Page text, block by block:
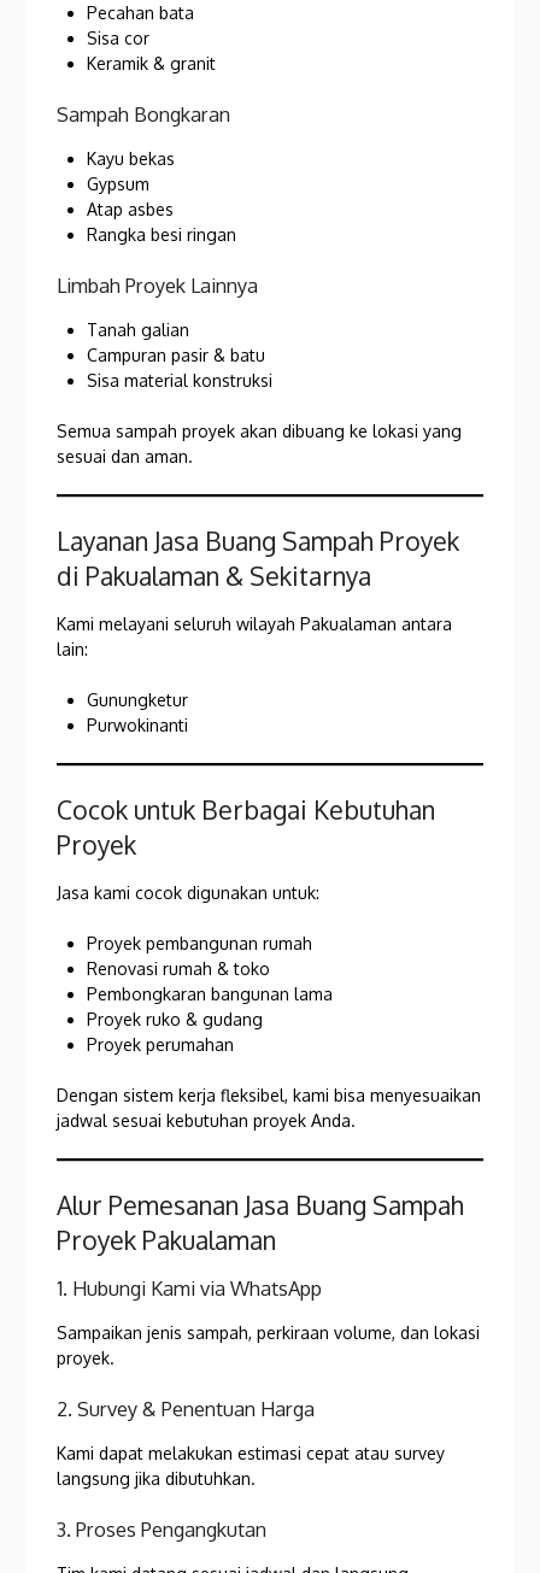
Pecahan bata
Sisa cor
Keramik & granit
Sampah Bongkaran
Kayu bekas
Gypsum
Atap asbes
Rangka besi ringan
Limbah Proyek Lainnya
Tanah galian
Campuran pasir & batu
Sisa material konstruksi
Semua sampah proyek akan dibuang ke lokasi yang
sesuai dan aman.
Layanan Jasa Buang Sampah Proyek
di Pakualaman & Sekitarnya
Kami melayani seluruh wilayah Pakualaman antara
lain:
Gunungketur
Purwokinanti
Cocok untuk Berbagai Kebutuhan
Proyek
Jasa kami cocok digunakan untuk:
Proyek pembangunan rumah
Renovasi rumah & toko
Pembongkaran bangunan lama
Proyek ruko & gudang
Proyek perumahan
Dengan sistem kerja fleksibel, kami bisa menyesuaikan
jadwal sesuai kebutuhan proyek Anda.
Alur Pemesanan Jasa Buang Sampah
Proyek Pakualaman
1. Hubungi Kami via WhatsApp
Sampaikan jenis sampah, perkiraan volume, dan lokasi
proyek.
2. Survey & Penentuan Harga
Kami dapat melakukan estimasi cepat atau survey
langsung jika dibutuhkan.
3. Proses Pengangkutan